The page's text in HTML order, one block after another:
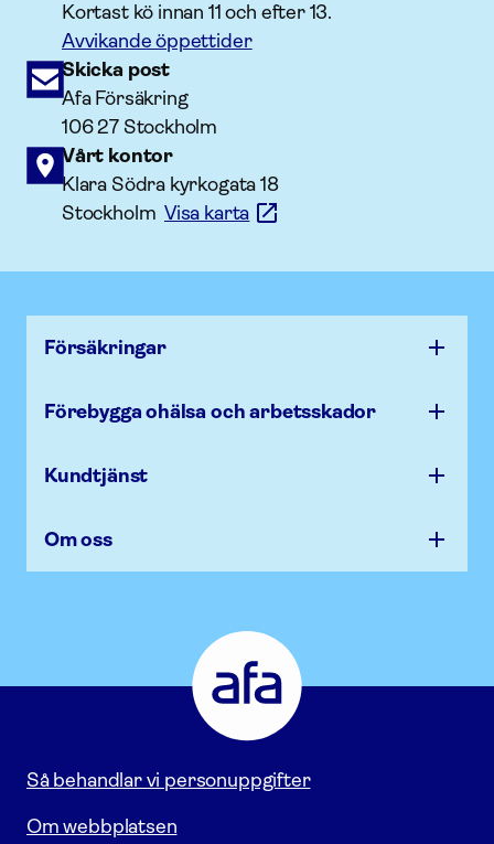
Kortast kö innan 11 och efter 13.
Avvikande öppettider
Skicka post
Afa Försäkring
106 27 Stockholm
Vårt kontor
Klara Södra kyrkogata 18
StockholmVisa karta
Försäk­ringar
Förebygga ohälsa och arbets­skador
Kundtjänst
Om oss
Försäkring
Gå
till
startsidan
Så behandlar vi personuppgifter
Om webbplatsen